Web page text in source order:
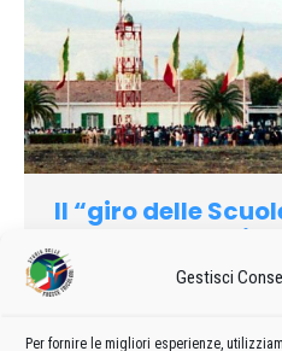
Gestisci
Per fornire le migliori esperienze,
Il “giro delle
all’aeroporto di
1981 admin8235 24 Giugno
Scuole” – denominato anche “il